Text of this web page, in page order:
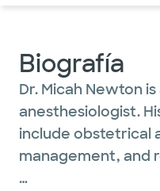
Biografía
Dr. Micah Newton
anesthesiologist.
include obstetrical
management, and